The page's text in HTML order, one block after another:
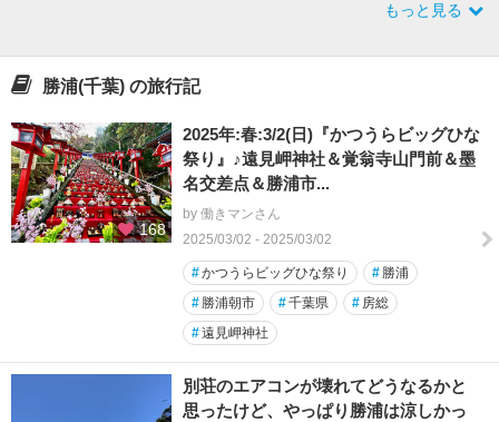
もっと見る
勝浦(千葉) の旅行記
168
2025年:春:3/2(日)『かつうらビッグひな
祭り』♪遠見岬神社＆覚翁寺山門前＆墨
名交差点＆勝浦市...
by 働きマンさん
2025/03/02 - 2025/03/02
#かつうらビッグひな祭り # 勝浦
# 勝浦朝市 #千葉県 # 房総
#遠見岬神社
別荘のエアコンが壊れてどうなるかと
思ったけど、やっぱり勝浦は涼しかっ